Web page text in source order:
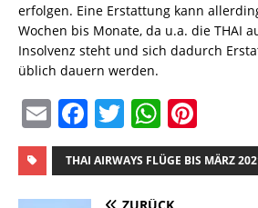
erfolgen. Eine Erstattung kann
Wochen bis Monate, da u.a. die THAI
Insolvenz steht und sich dadurch
üblich dauern werden.
E
m
ai
l
F
a
c
e
T
w
it
te
W
h
at
s
n
te
THAI AIRWAYS FLÜGE BIS MÄRZ